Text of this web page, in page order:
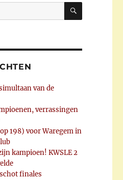
ZOEKEN
van de
verrassingen
198) voor Waregem in
kampioen! KWSLE 2
finales